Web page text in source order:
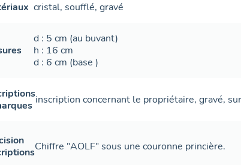
cristal,soufflé,gravé
d : 5cm (au buvant)
h : 16cm
d : 6cm (base )
inscription concernant le propriétaire, gravé,
Chiffre "AOLF" sous une couronne princière.